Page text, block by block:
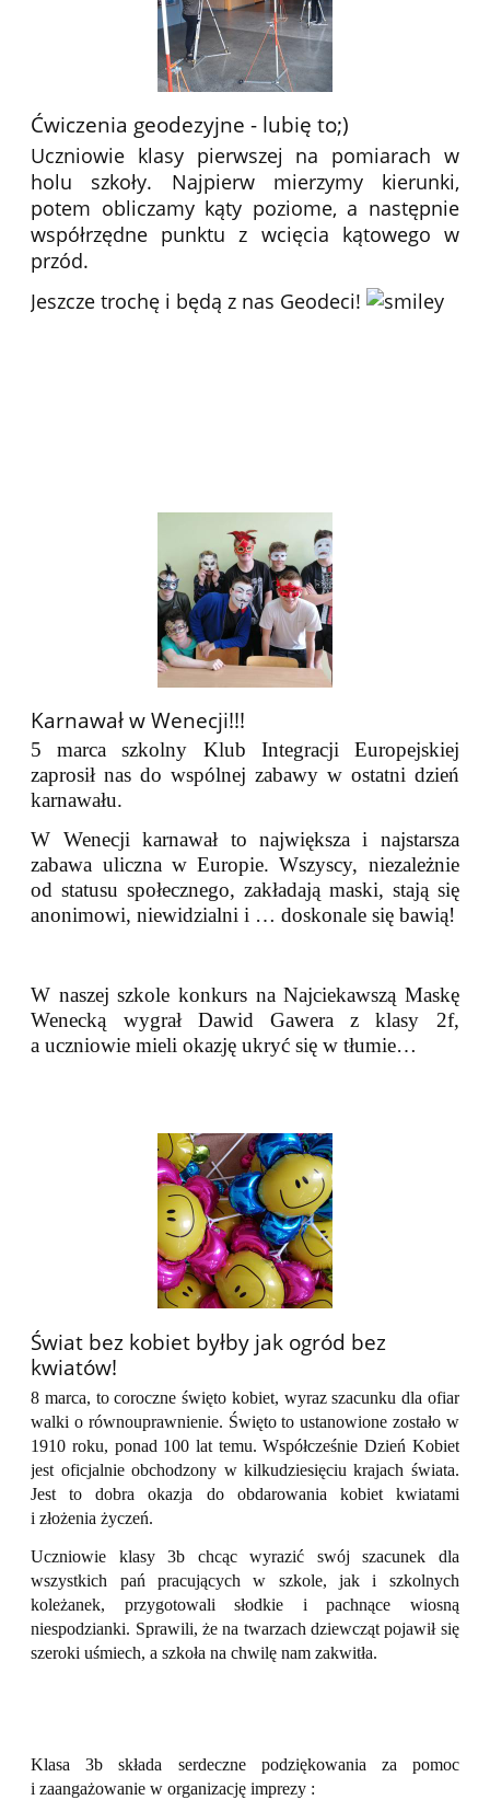
Ćwiczenia geodezyjne - lubię to;)
Uczniowie klasy pierwszej na pomiarach w
holu szkoły. Najpierw mierzymy kierunki,
potem obliczamy kąty poziome, a następnie
współrzędne punktu z wcięcia kątowego w
przód.
Jeszcze trochę i będą z nas Geodeci!
Karnawał w Wenecji!!!
5 marca szkolny Klub Integracji Europejskiej
zaprosił nas do wspólnej zabawy w ostatni dzień
karnawału.
W Wenecji karnawał to największa i najstarsza
zabawa uliczna w Europie. Wszyscy, niezależnie
od statusu społecznego, zakładają maski, stają się
anonimowi, niewidzialni i … doskonale się bawią!
W naszej szkole konkurs na Najciekawszą Maskę
Wenecką wygrał Dawid Gawera z klasy 2f,
a uczniowie mieli okazję ukryć się w tłumie…
​​​​​​​Świat bez kobiet byłby jak ogród bez
kwiatów!
8 marca, to coroczne święto kobiet, wyraz szacunku dla ofiar
walki o równouprawnienie. Święto to ustanowione zostało w
1910 roku, ponad 100 lat temu. Współcześnie Dzień Kobiet
jest oficjalnie obchodzony w kilkudziesięciu krajach świata.
Jest to dobra okazja do obdarowania kobiet kwiatami
i złożenia życzeń.
Uczniowie klasy 3b chcąc wyrazić swój szacunek dla
wszystkich pań pracujących w szkole, jak i szkolnych
koleżanek, przygotowali słodkie i pachnące wiosną
niespodzianki. Sprawili, że na twarzach dziewcząt pojawił się
szeroki uśmiech, a szkoła na chwilę nam zakwitła.
Klasa 3b składa serdeczne podziękowania za pomoc
i zaangażowanie w organizację imprezy :